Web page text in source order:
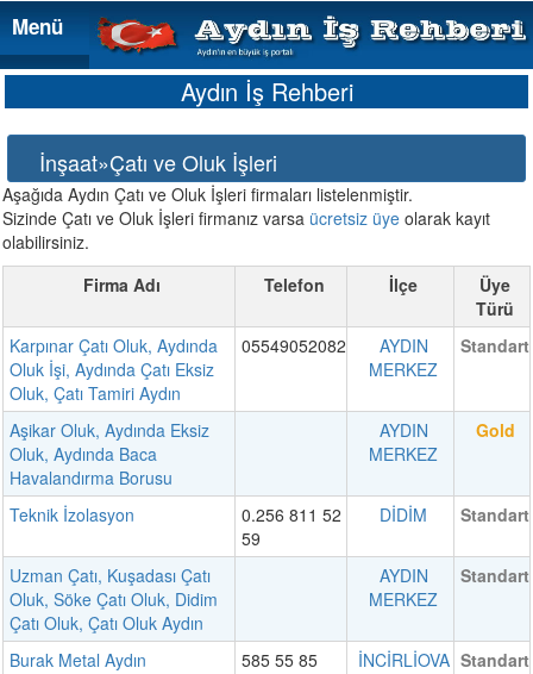
Menü
Menü
Aydın İş Rehberi
İnşaat»Çatı ve Oluk İşleri
Aşağıda Aydın Çatı ve Oluk İşleri firmaları listelenmiştir.
Sizinde Çatı ve Oluk İşleri firmanız varsa ücretsiz üye olarak kayıt
olabilirsiniz.
Firma Adı
Telefon İlçe
Üye
Türü
Karpınar Çatı Oluk, Aydında
Oluk İşi, Aydında Çatı Eksiz
Oluk, Çatı Tamiri Aydın
05549052082
AYDIN
MERKEZ
Standart
Aşikar Oluk, Aydında Eksiz
Oluk, Aydında Baca
Havalandırma Borusu
AYDIN
MERKEZ
Gold
Teknik İzolasyon
0.256 811 52
59
DİDİM Standart
Uzman Çatı, Kuşadası Çatı
Oluk, Söke Çatı Oluk, Didim
Çatı Oluk, Çatı Oluk Aydın
AYDIN
MERKEZ
Standart
Burak Metal Aydın 585 55 85 İNCİRLİOVA Standart